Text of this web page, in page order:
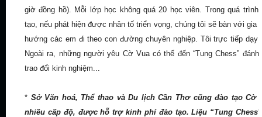
giờ đồng hồ). Mỗi lớp học không quá 20 học viên. Trong quá trình
tạo, nếu phát hiện được nhân tố triển vọng, chúng tôi sẽ bàn với gia
hướng các em đi theo con đường chuyên nghiệp. Tôi trực tiếp dạy
Ngoài ra, những người yêu Cờ Vua có thể đến “Tung Chess”
trao đổi kinh nghiệm...
* Sở Văn hoá, Thể thao và Du lịch Cần Thơ cũng đào tạo Cờ
nhiều cấp độ, được hỗ trợ kinh phí đào tạo. Liệu “Tung